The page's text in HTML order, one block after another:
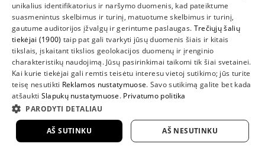
INFORMACIJA
SUSIEKITE
2022 UAB "Sedum kompiuteriai" |
unikalius identifikatorius ir naršymo duomenis, kad pateiktume
suasmenintus skelbimus ir turinį, matuotume skelbimus ir turinį,
gautume auditorijos įžvalgų ir gerintume paslaugas. Trečiųjų šalių
tiekėjai (1900) taip pat gali tvarkyti jūsų duomenis šiais ir kitais
tikslais, įskaitant tikslios geolokacijos duomenų ir įrenginio
charakteristikų naudojimą. Jūsų pasirinkimai taikomi tik šiai svetainei.
Kai kurie tiekėjai gali remtis teisėtu interesu vietoj sutikimo; jūs turite
teisę nesutikti Reklamos nustatymuose. Savo sutikimą galite bet kada
atšaukti Slapukų nustatymuose. Privatumo politika
PARODYTI DETALIAU
AŠ SUTINKU AŠ NESUTINKU